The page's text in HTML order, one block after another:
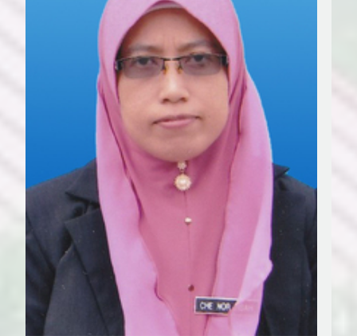
UTAMA
STATISTIK SEKOLAH